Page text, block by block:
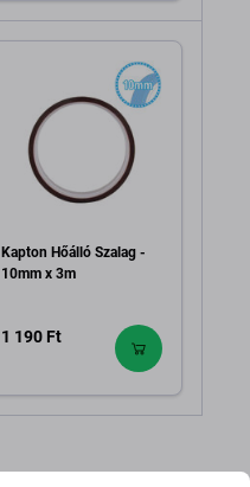
Kapton Hőálló Szalag -
10mm x 3m
1 190 Ft